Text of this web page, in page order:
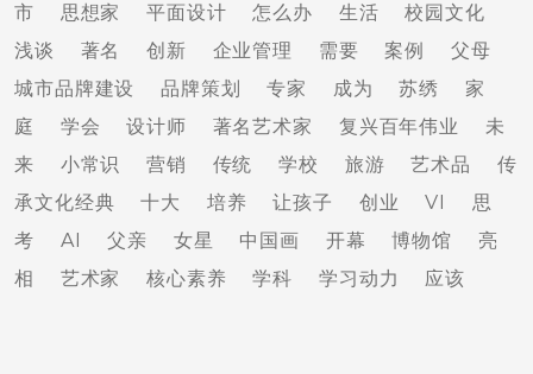
市
思想家 平面设计 怎么办 生活
校园文化
浅谈
著名 创新 企业管理 需要 案例
父母
城市品牌建设
品牌策划 专家 成为 苏绣
家
庭
学会 设计师 著名艺术家 复兴百年伟业
未
来
小常识 营销 传统 学校 旅游 艺术品
传
承文化经典
十大 培养 让孩子 创业 VI
思
考
AI 父亲 女星 中国画 开幕 博物馆
亮
相
艺术家 核心素养 学科 学习动力 应该